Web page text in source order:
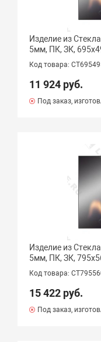
Изделие из
5мм, ПК, ЗК,
Код товара:
11 924 руб.
Под заказ,
Изделие из
5мм, ПК, ЗК,
Код товара:
15 422 руб.
Под заказ,